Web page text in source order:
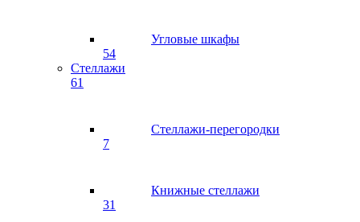
Угловые шкафы
54
Стеллажи
61
Стеллажи-перегородки
7
Книжные стеллажи
31